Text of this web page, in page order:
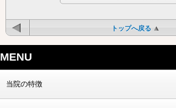
トップへ戻る
MENU
当院の特徴